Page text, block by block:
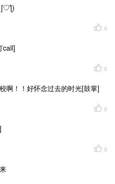
0
call]
0
啊！！好怀念过去的时光[鼓掌]
0
0